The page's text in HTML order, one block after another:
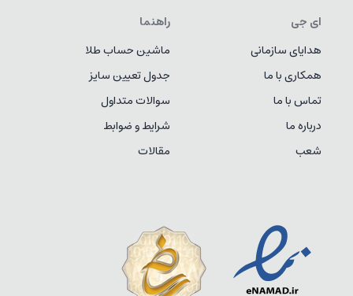
ای جی
هدایای سازمانی
همکاری با ما
تماس با ما
درباره ما
شعب
راهنما
ماشین حساب طلا
جدول تعیین سایز
سوالات متداول
شرایط و ضوابط
مقالات